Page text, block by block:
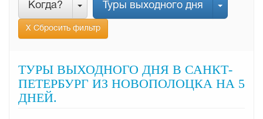
Когда? Туры выходного дня
Х Сбросить фильтр
ТУРЫ ВЫХОДНОГО ДНЯ В САНКТ-
ПЕТЕРБУРГ ИЗ НОВОПОЛОЦКА НА 5
ДНЕЙ.